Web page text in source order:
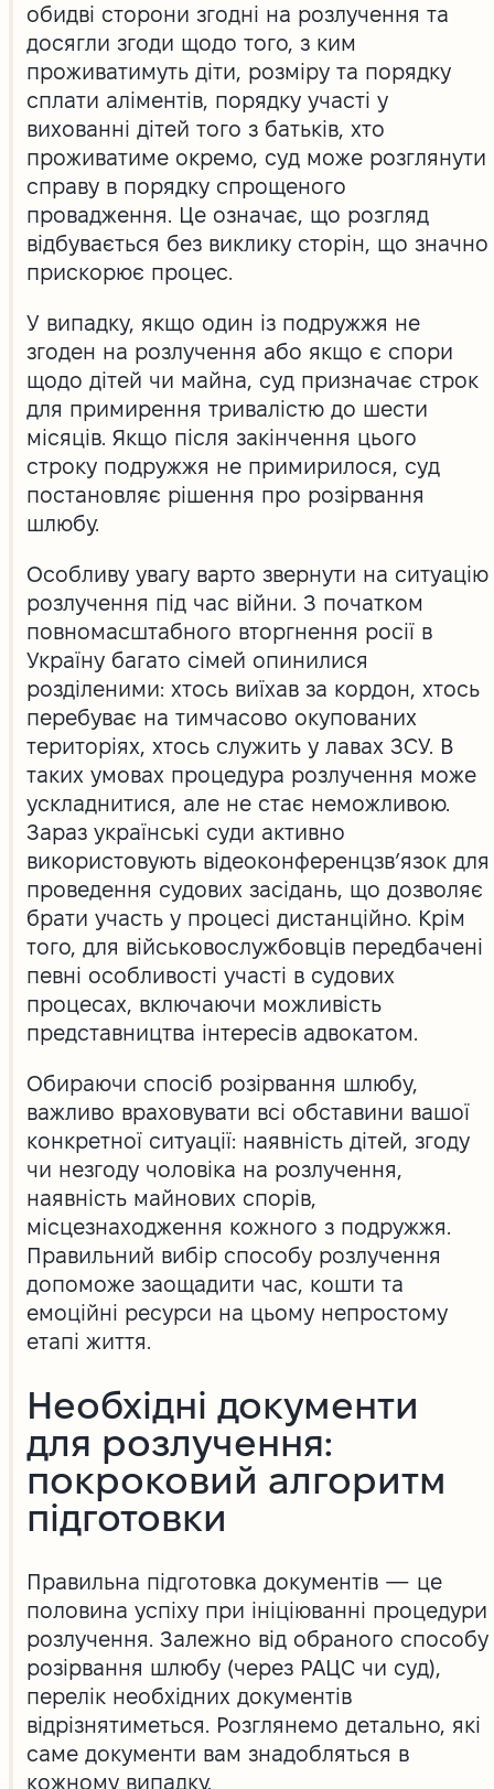
обидві сторони згодні на розлучення та
досягли згоди щодо того, з ким
проживатимуть діти, розміру та порядку
сплати аліментів, порядку участі у
вихованні дітей того з батьків, хто
проживатиме окремо, суд може розглянути
справу в порядку спрощеного
провадження. Це означає, що розгляд
відбувається без виклику сторін, що значно
прискорює процес.
У випадку, якщо один із подружжя не
згоден на розлучення або якщо є спори
щодо дітей чи майна, суд призначає строк
для примирення тривалістю до шести
місяців. Якщо після закінчення цього
строку подружжя не примирилося, суд
постановляє рішення про розірвання
шлюбу.
Особливу увагу варто звернути на ситуацію
розлучення під час війни. З початком
повномасштабного вторгнення росії в
Україну багато сімей опинилися
розділеними: хтось виїхав за кордон, хтось
перебуває на тимчасово окупованих
територіях, хтось служить у лавах ЗСУ. В
таких умовах процедура розлучення може
ускладнитися, але не стає неможливою.
Зараз українські суди активно
використовують відеоконференцзв’язок для
проведення судових засідань, що дозволяє
брати участь у процесі дистанційно. Крім
того, для військовослужбовців передбачені
певні особливості участі в судових
процесах, включаючи можливість
представництва інтересів адвокатом.
Обираючи спосіб розірвання шлюбу,
важливо враховувати всі обставини вашої
конкретної ситуації: наявність дітей, згоду
чи незгоду чоловіка на розлучення,
наявність майнових спорів,
місцезнаходження кожного з подружжя.
Правильний вибір способу розлучення
допоможе заощадити час, кошти та
емоційні ресурси на цьому непростому
етапі життя.
Необхідні документи
для розлучення:
покроковий алгоритм
підготовки
Правильна підготовка документів — це
половина успіху при ініціюванні процедури
розлучення. Залежно від обраного способу
розірвання шлюбу (через РАЦС чи суд),
перелік необхідних документів
відрізнятиметься. Розглянемо детально, які
саме документи вам знадобляться в
кожному випадку.